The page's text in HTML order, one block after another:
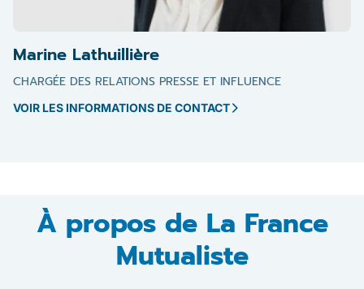
Marine Lathuillière
CHARGÉE DES RELATIONS PRESSE ET INFLUENCE
VOIR LES INFORMATIONS DE CONTACT
À propos de La France
Mutualiste